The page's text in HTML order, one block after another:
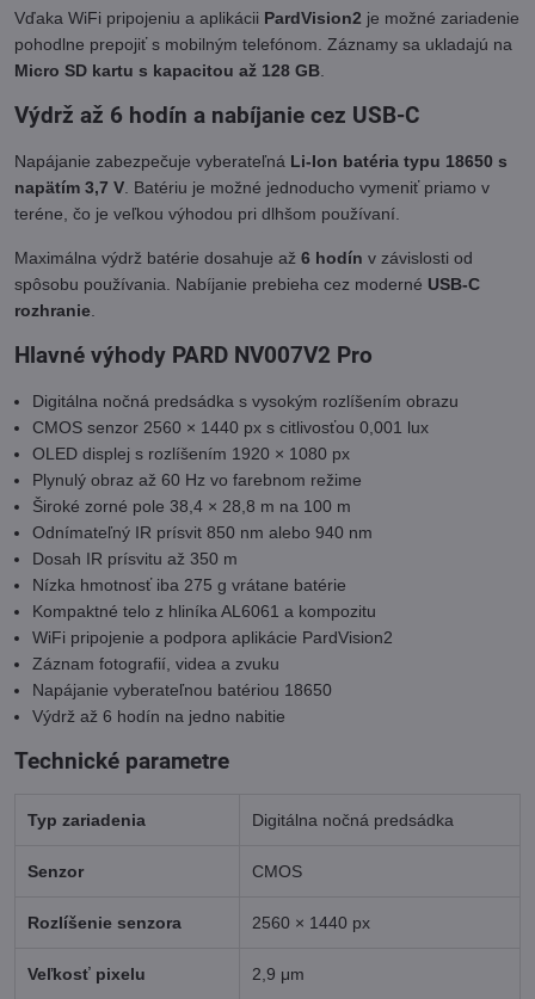
Vďaka WiFi pripojeniu a aplikácii PardVision2 je možné zariadenie
pohodlne prepojiť s mobilným telefónom. Záznamy sa ukladajú na
Micro SD kartu s kapacitou až 128 GB.
Výdrž až 6 hodín a nabíjanie cez USB-C
Napájanie zabezpečuje vyberateľná Li-Ion batéria typu 18650 s
napätím 3,7 V. Batériu je možné jednoducho vymeniť priamo v
teréne, čo je veľkou výhodou pri dlhšom používaní.
Maximálna výdrž batérie dosahuje až 6 hodín v závislosti od
spôsobu používania. Nabíjanie prebieha cez moderné USB-C
rozhranie.
Hlavné výhody PARD NV007V2 Pro
Digitálna nočná predsádka s vysokým rozlíšením obrazu
CMOS senzor 2560 × 1440 px s citlivosťou 0,001 lux
OLED displej s rozlíšením 1920 × 1080 px
Plynulý obraz až 60 Hz vo farebnom režime
Široké zorné pole 38,4 × 28,8 m na 100 m
Odnímateľný IR prísvit 850 nm alebo 940 nm
Dosah IR prísvitu až 350 m
Nízka hmotnosť iba 275 g vrátane batérie
Kompaktné telo z hliníka AL6061 a kompozitu
WiFi pripojenie a podpora aplikácie PardVision2
Záznam fotografií, videa a zvuku
Napájanie vyberateľnou batériou 18650
Výdrž až 6 hodín na jedno nabitie
Technické parametre
Typ zariadenia Digitálna nočná predsádka
Senzor CMOS
Rozlíšenie senzora 2560 × 1440 px
Veľkosť pixelu 2,9 μm